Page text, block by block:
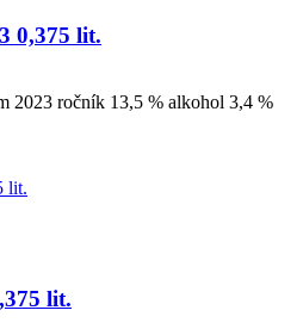
0,375 lit.
2023 ročník 13,5 % alkohol 3,4 %
lit.